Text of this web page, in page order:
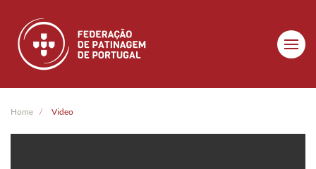
Skip to main content
Home Video